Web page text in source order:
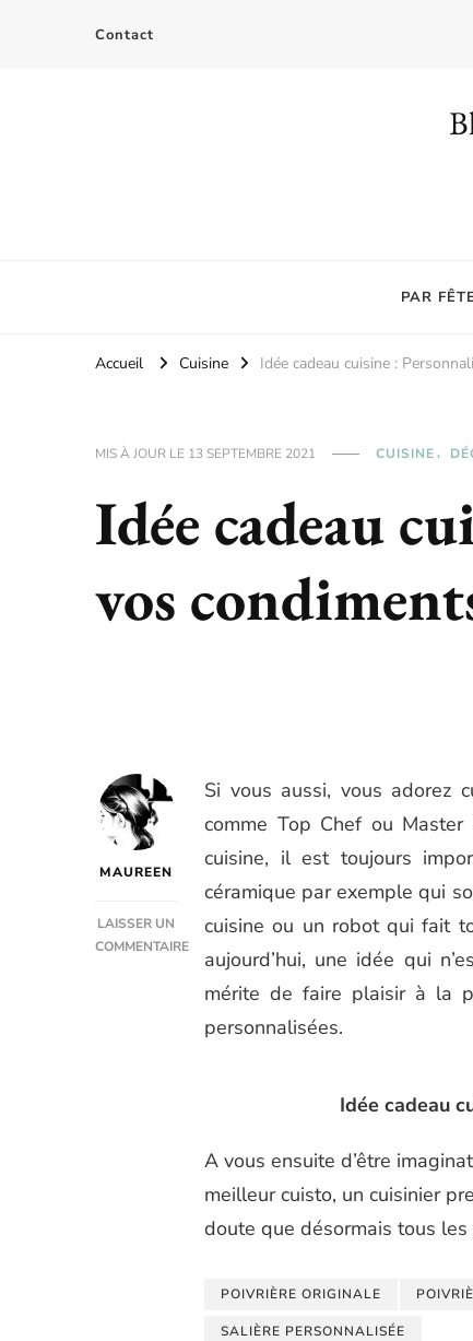
Contact
PAR
Accueil Cuisine Idée cadeau cuisine :
MIS À JOUR LE 13 SEPTEMBRE 2021 CUISINE
Idée cadeau
vos
MAUREEN
LAISSER UN
COMMENTAIRE
Si vous aussi, vous adorez
comme Top Chef ou
cuisine, il est toujours
céramique par exemple qui
cuisine ou un robot qui fait
aujourd’hui, une idée qui
mérite de faire plaisir à la
personnalisées.
Idée cadeau
A vous ensuite d’être
meilleur cuisto, un cuisinier
doute que désormais tous
POIVRIÈRE ORIGINALE
SALIÈRE PERSONNALISÉE